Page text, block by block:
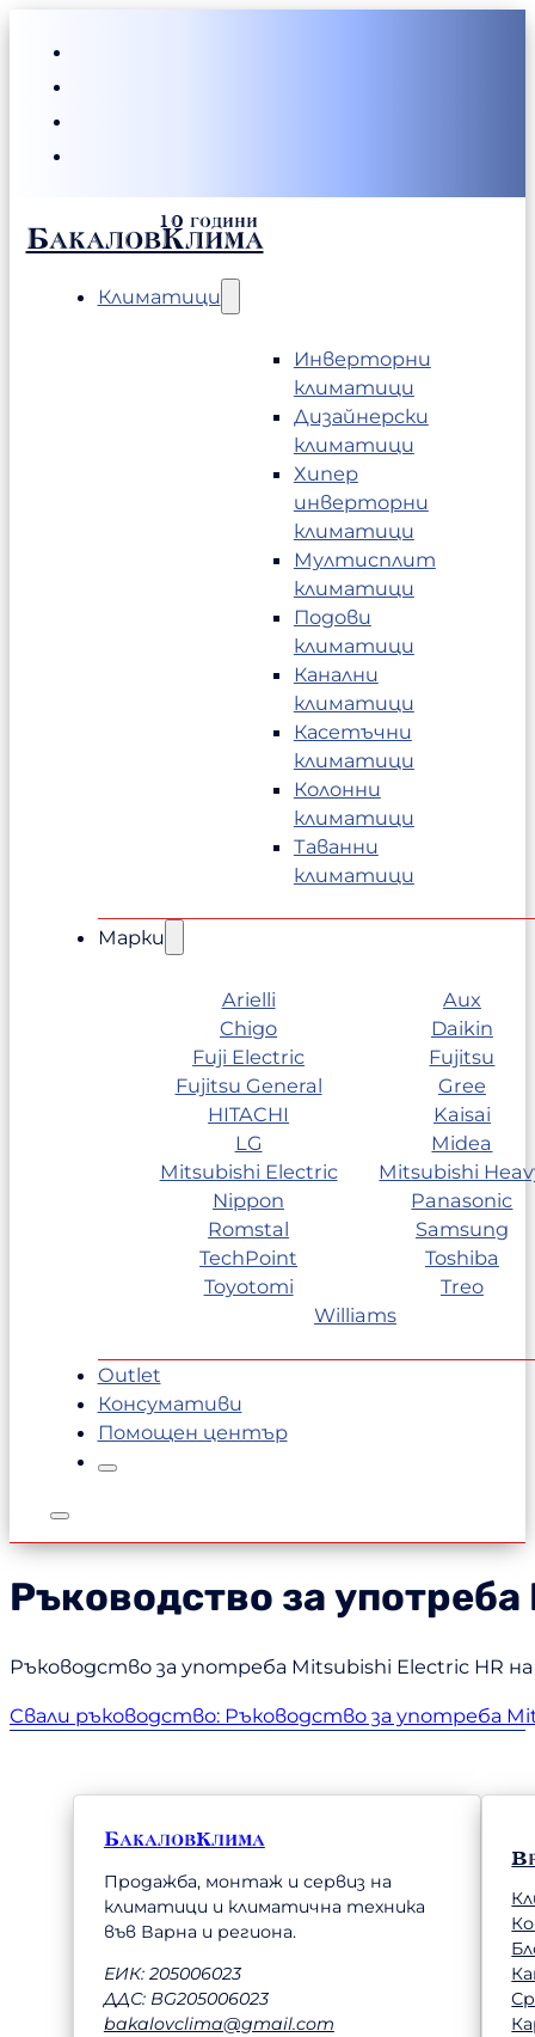
БакаловКлима
Климатици
Инверторни
климатици
Дизайнерски
климатици
Хипер
инверторни
климатици
Мултисплит
климатици
Подови
климатици
Канални
климатици
Касетъчни
климатици
Колонни
климатици
Таванни
климатици
Марки
Arielli
Aux
Chigo
Daikin
Fuji Electric
Fujitsu
Fujitsu General
Gree
HITACHI
Kaisai
LG
Midea
Mitsubishi Electric
Mitsubishi
Nippon
Panasonic
Romstal
Samsung
TechPoint
Toshiba
Toyotomi
Treo
Williams
Outlet
Консумативи
Помощен център
Ръководство за
Ръководство за употреба Mitsubishi Electric HR на
Свали ръководство: Ръководство за употреба
БакаловКлима
Продажба, монтаж и сервиз на
климатици и климатична техника
във Варна и региона.
ЕИК: 205006023
ДДС: BG205006023
bakalovclima@gmail.com